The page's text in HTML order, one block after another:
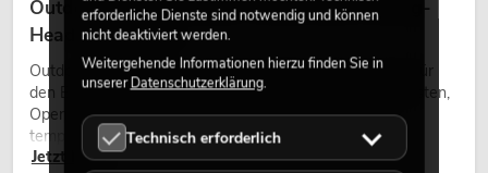
Outdoor Moving-Heads: Wetterfeste Moving-
Heads bei Events
Outdoor Moving-Heads sind bewegliche Scheinwerfer für
den Einsatz im Freien. Sie werden bei Festivals, Stadtfesten,
Open-Air-Konzerten, Architekturinszenierungen und
temporären Außeninstallationen eingesetzt.
Jetzt lesen
erforderliche Dienste sind notwendig und können
nicht deaktiviert werden.
Weitergehende Informationen hierzu finden Sie in
unsererDatenschutzerklärung.
Technisch erforderlich